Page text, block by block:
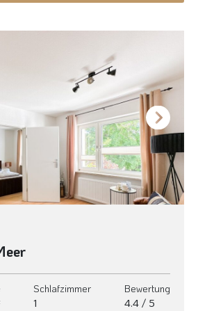
Next
Schlafzimmer
1
Bewertung
4.4 / 5